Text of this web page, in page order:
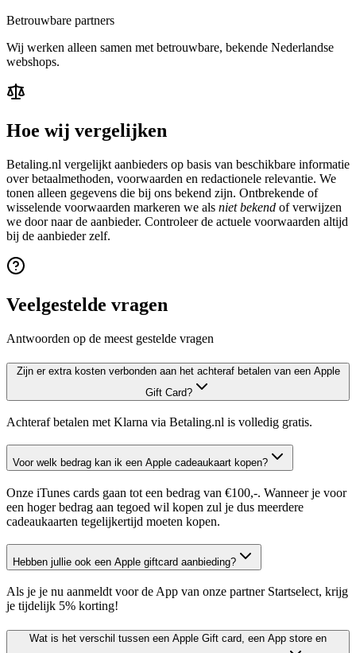
Betrouwbare partners
Wij werken alleen samen met betrouwbare, bekende Nederlandse
webshops.
Hoe wij vergelijken
Betaling.nl vergelijkt aanbieders op basis van beschikbare informatie
over betaalmethoden, voorwaarden en redactionele relevantie. We
tonen alleen gegevens die bij ons bekend zijn. Ontbrekende of
wisselende voorwaarden markeren we als niet bekend of verwijzen
we door naar de aanbieder. Controleer de actuele voorwaarden altijd
bij de aanbieder zelf.
Veelgestelde vragen
Antwoorden op de meest gestelde vragen
Zijn er extra kosten verbonden aan het achteraf betalen van een Apple
Gift Card?
Achteraf betalen met Klarna via Betaling.nl is volledig gratis.
Voor welk bedrag kan ik een Apple cadeaukaart kopen?
Onze iTunes cards gaan tot een bedrag van €100,-. Wanneer je voor
een hoger bedrag aan tegoed wil kopen zul je dus meerdere
cadeaukaarten tegelijkertijd moeten kopen.
Hebben jullie ook een Apple giftcard aanbieding?
Als je je nu aanmeldt voor de App van onze partner Startselect, krijg
je tijdelijk 5% korting!
Wat is het verschil tussen een Apple Gift card, een App store en